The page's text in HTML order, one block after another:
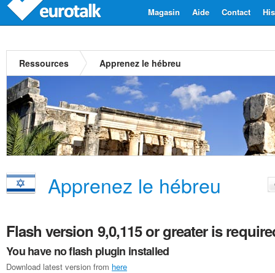
Contact
Aide
Magasin
Ressources Apprenez le hébreu
Apprenez le hébreu
Flash version 9,0,115 or greater is
You have no flash plugin installed
Download latest version from here